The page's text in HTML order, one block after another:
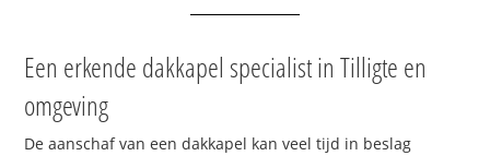
Een erkende dakkapel specialist in Tilligte en
omgeving
De aanschaf van een dakkapel kan veel tijd in beslag